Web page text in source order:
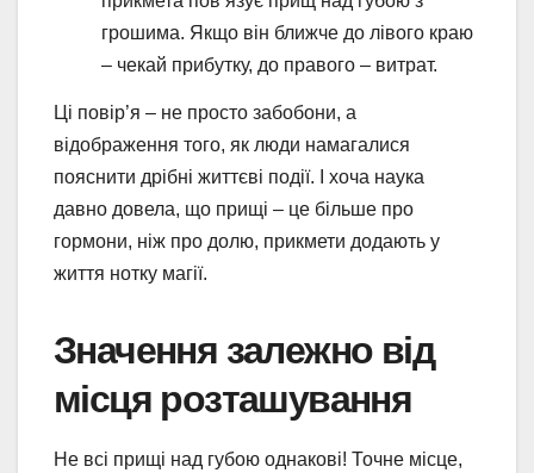
грошима. Якщо він ближче до лівого краю
– чекай прибутку, до правого – витрат.
Ці повір’я – не просто забобони, а
відображення того, як люди намагалися
пояснити дрібні життєві події. І хоча наука
давно довела, що прищі – це більше про
гормони, ніж про долю, прикмети додають у
життя нотку магії.
Значення залежно від
місця розташування
Не всі прищі над губою однакові! Точне місце,